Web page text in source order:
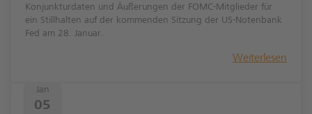
Konjunkturdaten und Äußerungen der FOMC-Mitglieder für
ein Stillhalten auf der kommenden Sitzung der US-Notenbank
Fed am 28. Januar.
Weiterlesen
Jan
05